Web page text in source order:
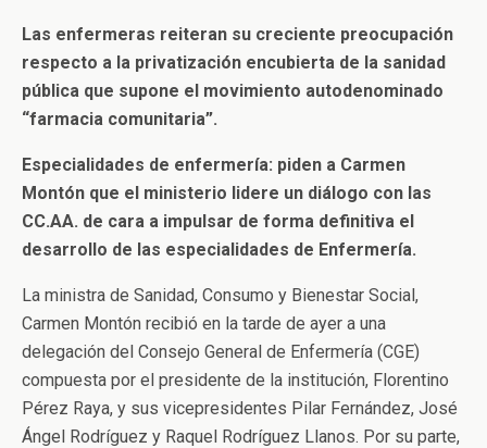
Las enfermeras reiteran su creciente preocupación
respecto a la privatización encubierta de la sanidad
pública que supone el movimiento autodenominado
“farmacia comunitaria”.
Especialidades de enfermería: piden a Carmen
Montón que el ministerio lidere un diálogo con las
CC.AA. de cara a impulsar de forma definitiva el
desarrollo de las especialidades de Enfermería.
La ministra de Sanidad, Consumo y Bienestar Social,
Carmen Montón recibió en la tarde de ayer a una
delegación del Consejo General de Enfermería (CGE)
compuesta por el presidente de la institución, Florentino
Pérez Raya, y sus vicepresidentes Pilar Fernández, José
Ángel Rodríguez y Raquel Rodríguez Llanos. Por su parte,